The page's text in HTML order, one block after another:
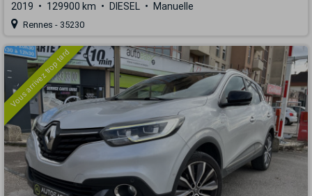
2019 129900 km DIESEL Manuelle
Rennes - 35230
Vous arrivez trop tard